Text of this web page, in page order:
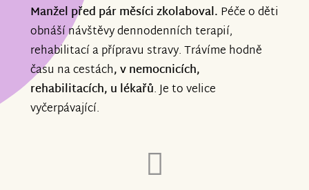
Manžel před pár měsíci zkolaboval. Péče o děti
obnáší návštěvy dennodenních terapií,
rehabilitací a přípravu stravy. Trávíme hodně
času na cestách, v nemocnicích,
rehabilitacích, u lékařů. Je to velice
vyčerpávající.